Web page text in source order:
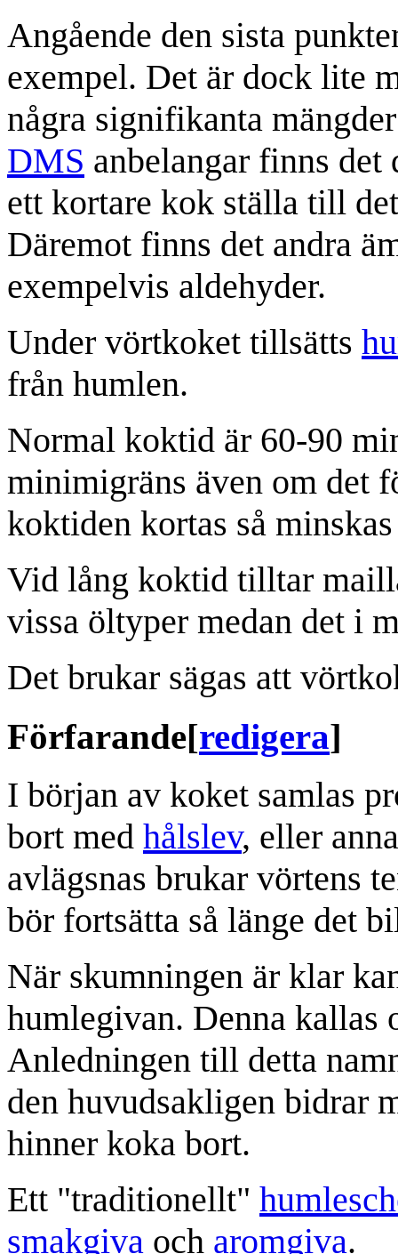
Angående den sista
exempel. Det är dock lite
några signifikanta
DMS anbelangar finns
ett kortare kok ställa till
Däremot finns det andra
exempelvis aldehyder.
Under vörtkoket tillsätts
från humlen.
Normal koktid är 60-90
minimigräns även om det
koktiden kortas så
Vid lång koktid tilltar
vissa öltyper medan det i
Det brukar sägas att
Förfarande[redigera]
I början av koket samlas
bort med hålslev, eller
avlägsnas brukar vörtens
bör fortsätta så länge det
När skumningen är klar
humlegivan. Denna kallas
Anledningen till detta
den huvudsakligen bidrar
hinner koka bort.
Ett "traditionellt"
smakgiva och aromgiva.